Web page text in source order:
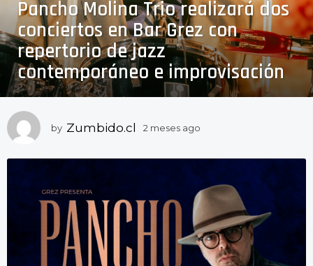
m
s
e
s
a
o
2
m
e
Pancho Molina Trio realizará dos
conciertos en Bar Grez con
repertorio de jazz
contemporáneo e improvisación
by Zumbido.cl 2 meses ago
s
g
o